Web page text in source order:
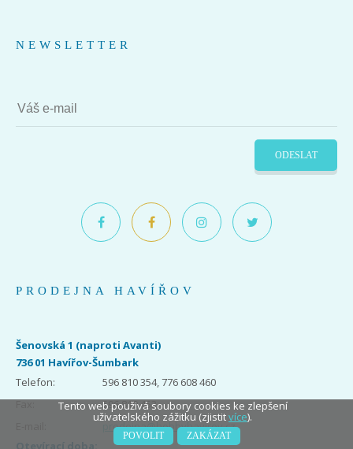
NEWSLETTER
ODESLAT
PRODEJNA HAVÍŘOV
Šenovská 1 (naproti Avanti)
736 01 Havířov-Šumbark
Telefon:
596 810 354, 776 608 460
596 810 453
prodejna@hobbyhavirov.cz
Tento web použivá soubory cookies ke zlepšení
uživatelského zážitku (zjistitvíce).
POVOLIT ZAKÁZAT